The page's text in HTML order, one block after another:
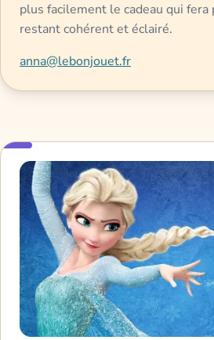
plus facilement le cadeau qui
restant cohérent et éclairé.
anna@lebonjouet.fr